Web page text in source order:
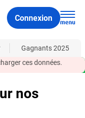
Connexion
Gagnants 2025
ces données.
nos